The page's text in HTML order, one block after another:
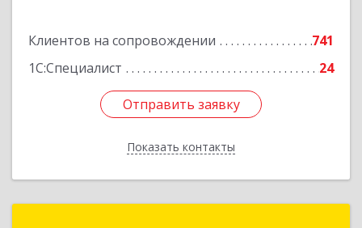
Клиентов на сопровождении
741
1С:Специалист
24
Отправить заявку
Показать контакты
Отправить заявку
Назад